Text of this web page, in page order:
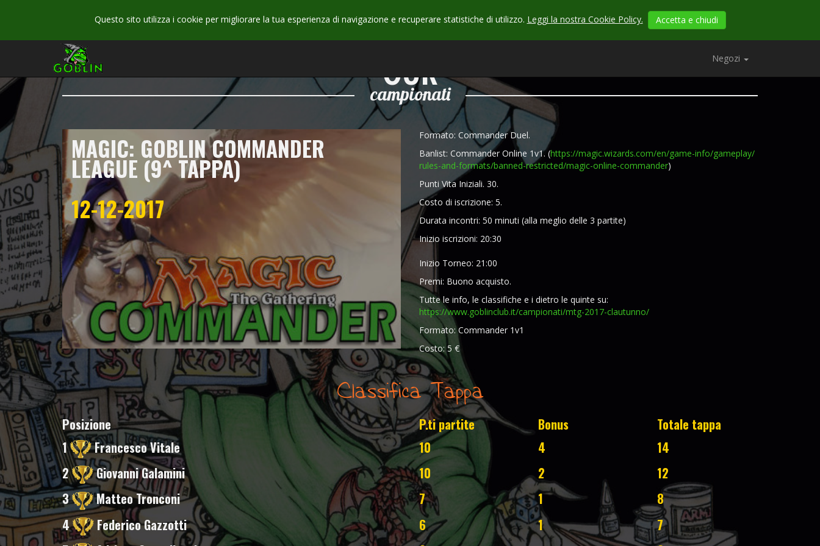
Questo sito utilizza i cookie per migliorare la tua esperienza di navigazione e recuperare statistiche di utilizzo. Leggi la nostra Cookie Policy. Accetta e chiudi
Negozi
OUR
campionati
MAGIC: GOBLIN COMMANDER
LEAGUE (9^ TAPPA)
12-12-2017
Formato: Commander Duel.
Banlist: Commander Online 1v1. (https://magic.wizards.com/en/game-info/gameplay/
rules-and-formats/banned-restricted/magic-online-commander)
Punti Vita Iniziali. 30.
Costo di iscrizione: 5.
Durata incontri: 50 minuti (alla meglio delle 3 partite)
Inizio iscrizioni: 20:30
Inizio Torneo: 21:00
Premi: Buono acquisto.
Tutte le info, le classifiche e i dietro le quinte su:
https://www.goblinclub.it/campionati/mtg-2017-clautunno/
Formato: Commander 1v1
Costo: 5 €
Classifica Tappa
Posizione P.ti partite Bonus
Totale tappa
1
Francesco Vitale 10 4
14
2
Giovanni Galamini 10 2
12
3
Matteo Tronconi 7 1
8
4
Federico Gazzotti 6 1
7